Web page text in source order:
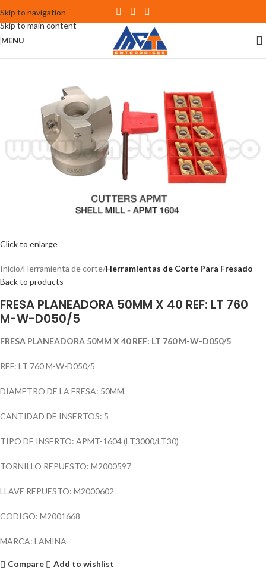
Skip to navigation
Skip to main content
MENU
Click to enlarge
Inicio Herramienta de corte Herramientas de Corte Para Fresado
Back to products
FRESA PLANEADORA 50MM X 40 REF: LT 760
M-W-D050/5
FRESA PLANEADORA 50MM X 40 REF: LT 760 M-W-D050/5
REF: LT 760 M-W-D050/5
DIAMETRO DE LA FRESA: 50MM
CANTIDAD DE INSERTOS: 5
TIPO DE INSERTO: APMT-1604 (LT3000/LT30)
TORNILLO REPUESTO: M2000597
LLAVE REPUESTO: M2000602
CODIGO: M2001668
MARCA: LAMINA
Compare Add to wishlist